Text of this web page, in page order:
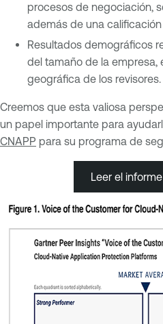
procesos de negociación,
además de una
Resultados demográficos
del tamaño de la empresa,
geográfica de los revisores.
Creemos que esta valiosa
un papel importante para
CNAPP para su programa de
Leer el